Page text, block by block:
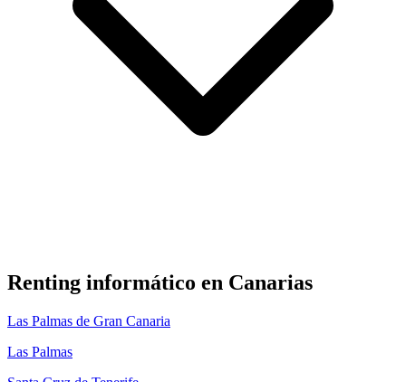
Renting informático en Canarias
Las Palmas de Gran Canaria
Las Palmas